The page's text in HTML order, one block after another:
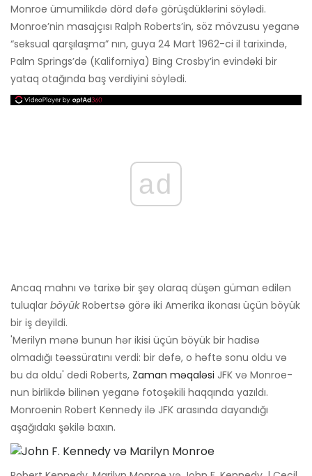
Monroe ümumilikdə dörd dəfə görüşdüklərini söylədi.
Monroe’nin masajçısı Ralph Roberts’in, söz mövzusu yeganə
“seksual qarşılaşma” nın, guya 24 Mart 1962-ci il tarixində,
Palm Springs’də (Kaliforniya) Bing Crosby’in evindəki bir
yataq otağında baş verdiyini söylədi.
ad
Ancaq mahnı və tarixə bir şey olaraq düşən güman edilən
tuluqlar böyükRobertsə görə iki Amerika ikonası üçün böyük
bir iş deyildi.
'Merilyn mənə bunun hər ikisi üçün böyük bir hadisə
olmadığı təəssüratını verdi: bir dəfə, o həftə sonu oldu və
bu da oldu' dedi Roberts, Zaman məqaləsi JFK və Monroe-
nun birlikdə bilinən yeganə fotoşəkili haqqında yazıldı.
Monroenin Robert Kennedy ilə JFK arasında dayandığı
aşağıdakı şəkilə baxın.